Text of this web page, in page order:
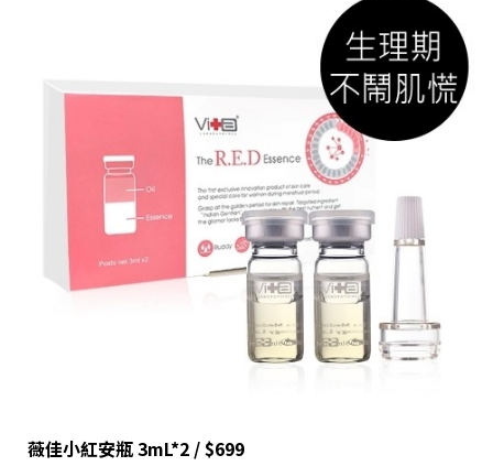
薇佳小紅安瓶3mL*2 / $699